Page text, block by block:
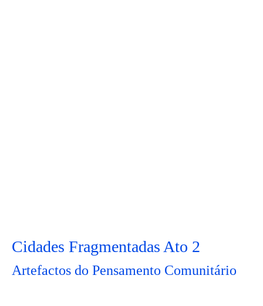
Cidades Fragmentadas Ato 2
Artefactos do Pensamento Comunitário